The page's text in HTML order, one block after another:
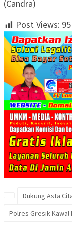
(Candra)
Post Views: 95
Dukung Asta
Polres Gresik Kawal